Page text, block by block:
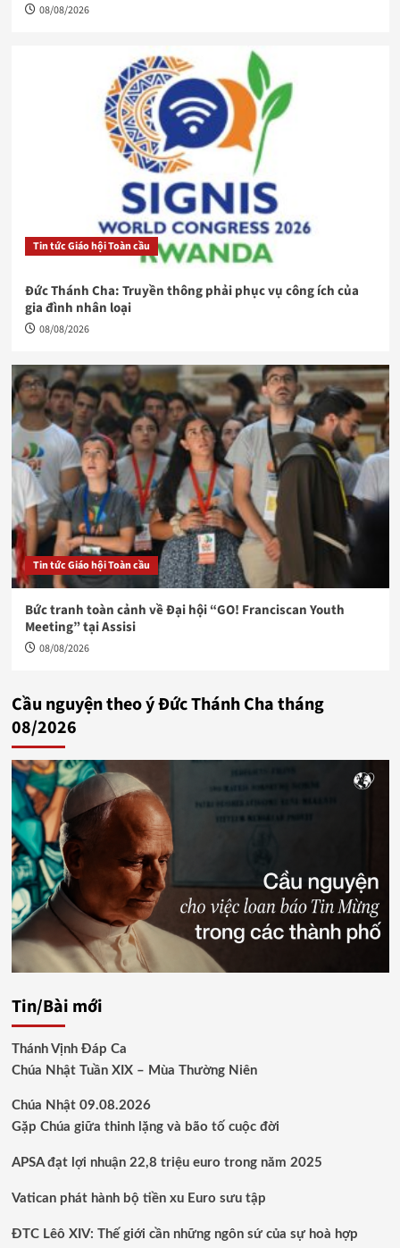
08/08/2026
Tin tức Giáo hội Toàn cầu
Đức Thánh Cha: Truyền thông phải phục vụ công ích của
gia đình nhân loại
08/08/2026
Tin tức Giáo hội Toàn cầu
Bức tranh toàn cảnh về Đại hội “GO! Franciscan Youth
Meeting” tại Assisi
08/08/2026
Cầu nguyện theo ý Đức Thánh Cha tháng
08/2026
Tin/Bài mới
Thánh Vịnh Đáp Ca
Chúa Nhật Tuần XIX – Mùa Thường Niên
Chúa Nhật 09.08.2026
Gặp Chúa giữa thinh lặng và bão tố cuộc đời
APSA đạt lợi nhuận 22,8 triệu euro trong năm 2025
Vatican phát hành bộ tiền xu Euro sưu tập
ĐTC Lêô XIV: Thế giới cần những ngôn sứ của sự hoà hợp